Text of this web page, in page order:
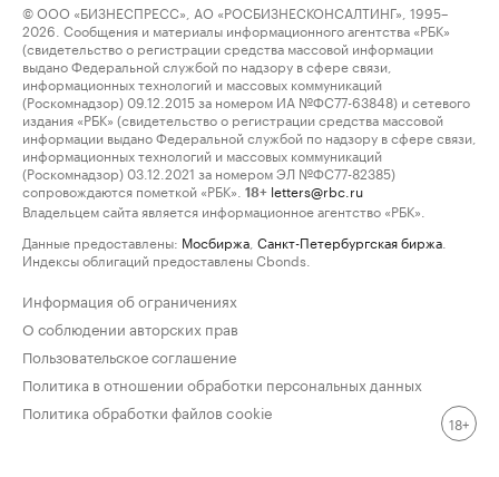
© ООО «БИЗНЕСПРЕСС», АО «РОСБИЗНЕСКОНСАЛТИНГ», 1995–
2026. Сообщения и материалы информационного агентства «РБК»
(свидетельство о регистрации средства массовой информации
выдано Федеральной службой по надзору в сфере связи,
информационных технологий и массовых коммуникаций
(Роскомнадзор) 09.12.2015 за номером ИА №ФС77-63848) и сетевого
издания «РБК» (свидетельство о регистрации средства массовой
информации выдано Федеральной службой по надзору в сфере связи,
информационных технологий и массовых коммуникаций
(Роскомнадзор) 03.12.2021 за номером ЭЛ №ФС77-82385)
сопровождаются пометкой «РБК».
18+ letters@rbc.ru
Владельцем сайта является информационное агентство «РБК».
Данные предоставлены: Мосбиржа Санкт-Петербургская биржа
Индексы облигаций предоставлены Cbonds.
Информация об ограничениях
О соблюдении авторских прав
Пользовательское соглашение
Политика в отношении обработки персональных данных
Политика обработки файлов cookie
18+